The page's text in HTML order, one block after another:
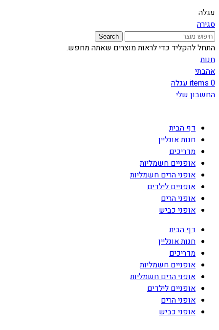
עגלה
סגירה
Search
התחל להקליד כדי לראות מוצרים שאתה מחפש.
חנות
אהבתי
0
itemsעגלה
החשבון שלי
דף הבית
חנות אונליין
מדריכים
אופניים חשמליות
אופני הרים חשמליות
אופניים לילדים
אופני הרים
אופני כביש
דף הבית
חנות אונליין
מדריכים
אופניים חשמליות
אופני הרים חשמליות
אופניים לילדים
אופני הרים
אופני כביש